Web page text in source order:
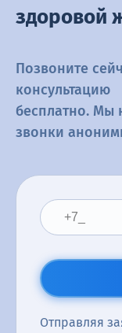
здоровой
Позвоните
консультацию
бесплатно. Мы
звонки
Отправляя